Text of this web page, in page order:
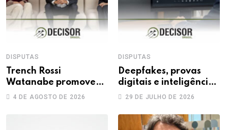
DISPUTAS
Trench Rossi
Watanabe promove
sete advogados a
4 DE AGOSTO DE 2026
DISPUTAS
Deepfakes, provas
digitais e inteligência
artificial: novos
da prova trabalhista
29 DE JULHO DE 2026